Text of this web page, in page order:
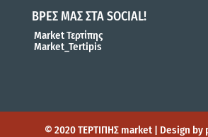
ΒΡΕΣ ΜΑΣ ΣΤΑ SOCIAL!
Market Τερτίπης
Market_Tertipis
© 2020 ΤΕΡΤΙΠΗΣ market | Design